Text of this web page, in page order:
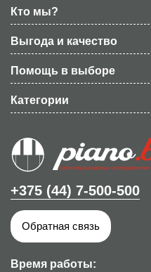
Кто мы?
Выгода и качество
Помощь в выборе
Категории
+375 (44) 7-500-500
Обратная связь
Время работы: